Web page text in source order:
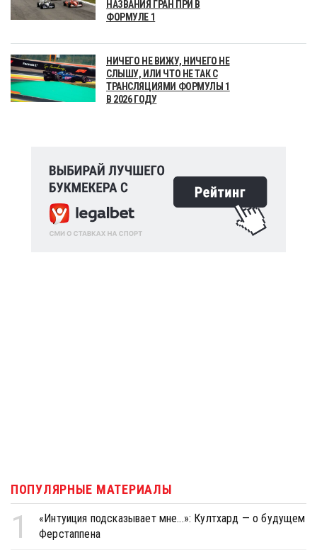
НАЗВАНИЯ ГРАН ПРИ В
ФОРМУЛЕ 1
НИЧЕГО НЕ ВИЖУ, НИЧЕГО НЕ
СЛЫШУ, ИЛИ ЧТО НЕ ТАК С
ТРАНСЛЯЦИЯМИ ФОРМУЛЫ 1
В 2026 ГОДУ
ПОПУЛЯРНЫЕ МАТЕРИАЛЫ
1
«Интуиция подсказывает мне...»: Култхард — о будущем
Ферстаппена